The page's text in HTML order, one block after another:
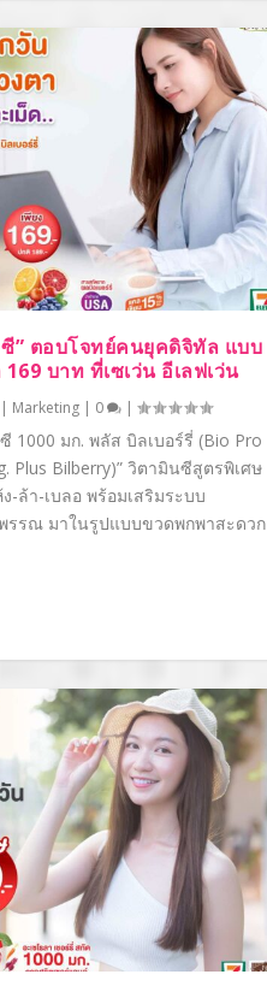
” ตอบโจทย์คนยุคดิจิทัล แบบ
บาท ที่เซเว่น อีเลฟเว่น
Marketing| 0 |
1000 มก. พลัส บิลเบอร์รี่ (Bio Pro
Plus Bilberry)” วิตามินซีสูตรพิเศษ
-ล้า-เบลอ พร้อมเสริมระบบ
รรณ มาในรูปแบบขวดพกพาสะดวก